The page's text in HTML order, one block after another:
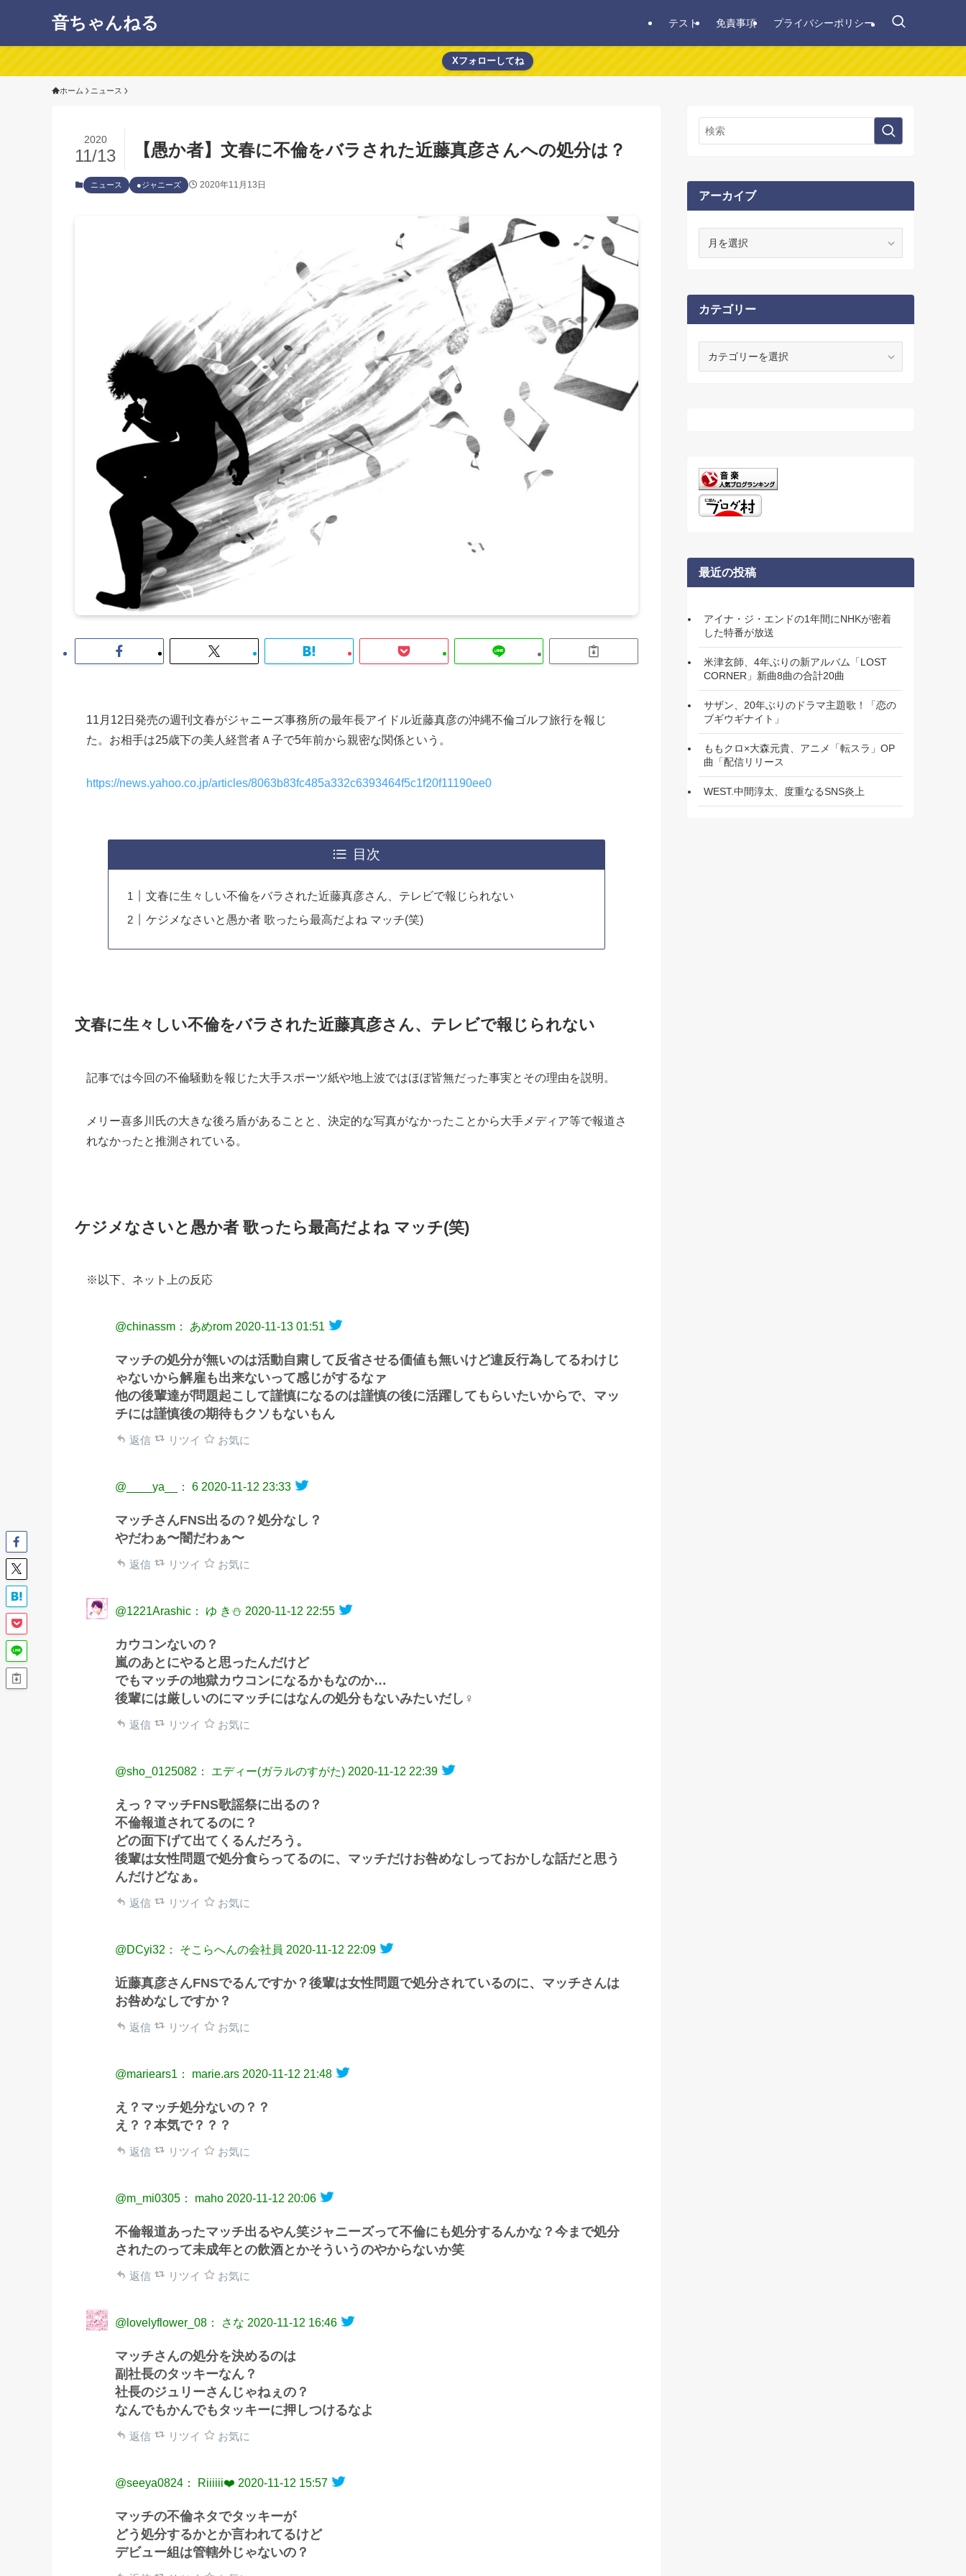
音ちゃんねる テスト 免責事項 プライバシーポリシー
Xフォローしてね
ホーム ニュース
【愚か者】文春に不倫をバラされた近藤真彦さんへの処分は？
2020
11/13
ニュース ●ジャニーズ 2020年11月13日
11月12日発売の週刊文春がジャニーズ事務所の最年長アイドル近藤真彦の沖縄不倫ゴルフ旅行を報じ
た。お相手は25歳下の美人経営者Ａ子で5年前から親密な関係という。
https://news.yahoo.co.jp/articles/8063b83fc485a332c6393464f5c1f20f11190ee0
目次
文春に生々しい不倫をバラされた近藤真彦さん、テレビで報じられない
ケジメなさいと愚か者 歌ったら最高だよね マッチ(笑)
文春に生々しい不倫をバラされた近藤真彦さん、テレビで報じられない
記事では今回の不倫騒動を報じた大手スポーツ紙や地上波ではほぼ皆無だった事実とその理由を説明。
メリー喜多川氏の大きな後ろ盾があることと、決定的な写真がなかったことから大手メディア等で報道さ
れなかったと推測されている。
ケジメなさいと愚か者 歌ったら最高だよね マッチ(笑)
※以下、ネット上の反応
@chinassm： あめrom 2020-11-13 01:51
マッチの処分が無いのは活動自粛して反省させる価値も無いけど違反行為してるわけじ
ゃないから解雇も出来ないって感じがするなァ
他の後輩達が問題起こして謹慎になるのは謹慎の後に活躍してもらいたいからで、マッ
チには謹慎後の期待もクソもないもん
返信 リツイ お気に
@____ya__： 6 2020-11-12 23:33
マッチさんFNS出るの？処分なし？
やだわぁ〜闇だわぁ〜
返信 リツイ お気に
@1221Arashic： ゆ き⛄️ 2020-11-12 22:55
カウコンないの？
嵐のあとにやると思ったんだけど
でもマッチの地獄カウコンになるかもなのか…
後輩には厳しいのにマッチにはなんの処分もないみたいだし‍♀️
返信 リツイ お気に
@sho_0125082： エディー(ガラルのすがた) 2020-11-12 22:39
えっ？マッチFNS歌謡祭に出るの？
不倫報道されてるのに？
どの面下げて出てくるんだろう。
後輩は女性問題で処分食らってるのに、マッチだけお咎めなしっておかしな話だと思う
んだけどなぁ。
返信 リツイ お気に
@DCyi32： そこらへんの会社員 2020-11-12 22:09
近藤真彦さんFNSでるんですか？後輩は女性問題で処分されているのに、マッチさんは
お咎めなしですか？
返信 リツイ お気に
@mariears1： marie.ars 2020-11-12 21:48
え？マッチ処分ないの？？
え？？本気で？？？
返信 リツイ お気に
@m_mi0305： maho 2020-11-12 20:06
不倫報道あったマッチ出るやん笑ジャニーズって不倫にも処分するんかな？今まで処分
されたのって未成年との飲酒とかそういうのやからないか笑
返信 リツイ お気に
@lovelyflower_08： さな 2020-11-12 16:46
マッチさんの処分を決めるのは
副社長のタッキーなん？
社長のジュリーさんじゃねぇの？
なんでもかんでもタッキーに押しつけるなよ
返信 リツイ お気に
@seeya0824： Riiiiii❤️ 2020-11-12 15:57
マッチの不倫ネタでタッキーが
どう処分するかとか言われてるけど
デビュー組は管轄外じゃないの？
アーカイブ
ブ
カテゴリー
最近の投稿
アイナ・ジ・エンドの1年間にNHKが密着
した特番が放送
米津玄師、4年ぶりの新アルバム「LOST
CORNER」新曲8曲の合計20曲
サザン、20年ぶりのドラマ主題歌！「恋の
ブギウギナイト」
ももクロ×大森元貴、アニメ「転スラ」OP
曲「配信リリース
WEST.中間淳太、度重なるSNS炎上